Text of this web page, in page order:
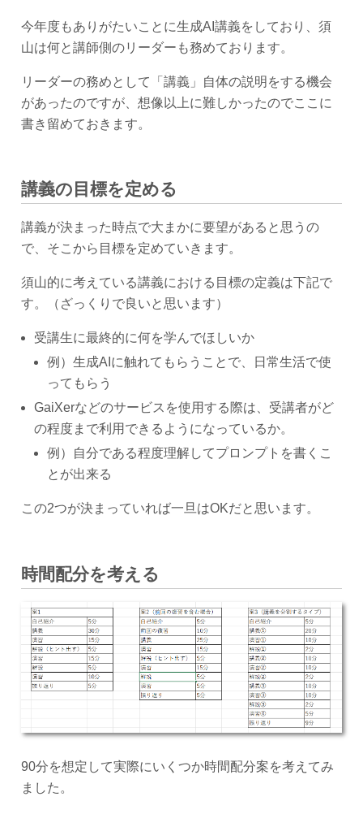
今年度もありがたいことに生成AI講義をしており、須
山は何と講師側のリーダーも務めております。
リーダーの務めとして「講義」自体の説明をする機会
があったのですが、想像以上に難しかったのでここに
書き留めておきます。
講義の目標を定める
講義が決まった時点で大まかに要望があると思うの
で、そこから目標を定めていきます。
須山的に考えている講義における目標の定義は下記で
す。（ざっくりで良いと思います）
受講生に最終的に何を学んでほしいか
例）生成AIに触れてもらうことで、日常生活で使
ってもらう
GaiXerなどのサービスを使用する際は、受講者がど
の程度まで利用できるようになっているか。
例）自分である程度理解してプロンプトを書くこ
とが出来る
この2つが決まっていれば一旦はOKだと思います。
時間配分を考える
90分を想定して実際にいくつか時間配分案を考えてみ
ました。